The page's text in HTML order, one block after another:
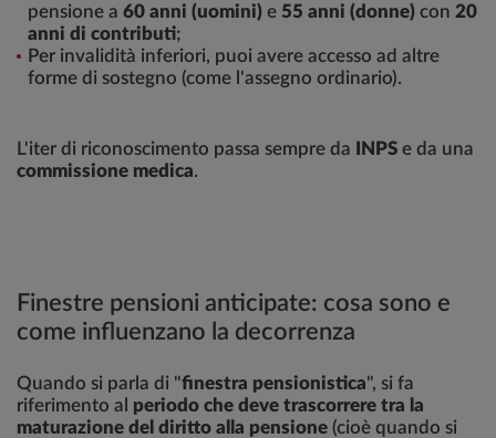
pensione a 60 anni (uomini) e 55 anni (donne) con 20
anni di contributi;
Per invalidità inferiori, puoi avere accesso ad altre
forme di sostegno (come l'assegno ordinario).
L'iter di riconoscimento passa sempre da INPS e da una
commissione medica.
Finestre pensioni anticipate: cosa sono e
come influenzano la decorrenza
Quando si parla di "finestra pensionistica", si fa
riferimento al periodo che deve trascorrere tra la
maturazione del diritto alla pensione (cioè quando si